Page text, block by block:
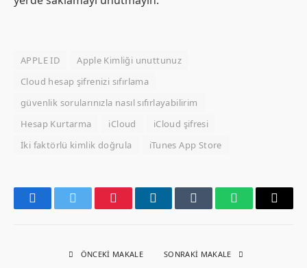
APPLE ID
Apple Kimliği unuttunuz
Cloud hesap şifrenizi sıfırlama
güvenlik sorularınızla nasıl sıfırlayabilirim
Hesap Kurtarma
iCloud
iCloud şifresi
İki faktörlü kimlik doğrula
iTunes App Store
FacebookTwitter PinterestLinkedInTumblr WhatsAppEmail
ÖNCEKI MAKALE SONRAKI MAKALE